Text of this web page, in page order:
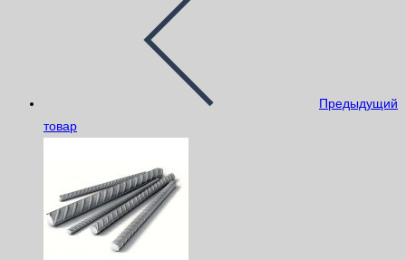
Предыдущий
товар